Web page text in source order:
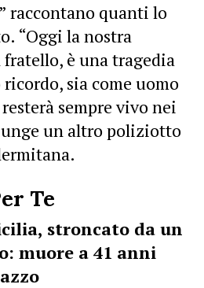
raccontano quanti lo
“Oggi la nostra
è una tragedia
sia come uomo
sempre vivo nei
un altro poliziotto
Te
stroncato da un
muore a 41 anni